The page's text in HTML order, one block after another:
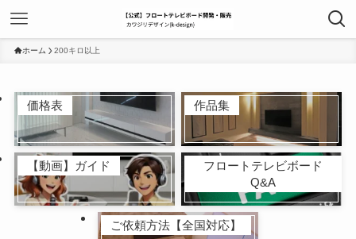
ホーム 200キロ以上
価格表 作品集
【動画】ガイド
フロートテレビボード
Q&A
ご依頼方法【全国対応】